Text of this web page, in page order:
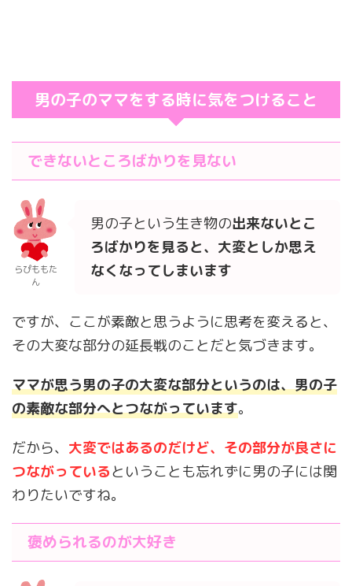
男の子のママをする時に気をつけること
できないところばかりを見ない
らぴももた
ん
男の子という生き物の出来ないとこ
ろばかりを見ると、大変としか思え
なくなってしまいます
ですが、ここが素敵と思うように思考を変えると、
その大変な部分の延長戦のことだと気づきます。
ママが思う男の子の大変な部分というのは、男の子
の素敵な部分へとつながっています。
だから、 大変ではあるのだけど、その部分が良さに
つながっているということも忘れずに男の子には関
わりたいですね。
褒められるのが大好き